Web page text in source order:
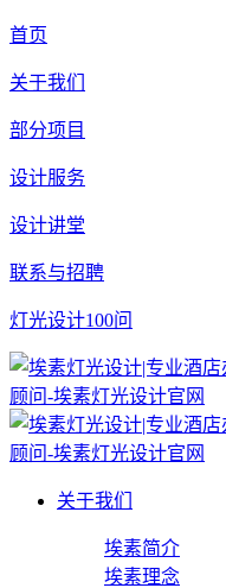
首页
关于我们
部分项目
设计服务
设计讲堂
联系与招聘
灯光设计100问
关于我们
埃素简介
埃素理念